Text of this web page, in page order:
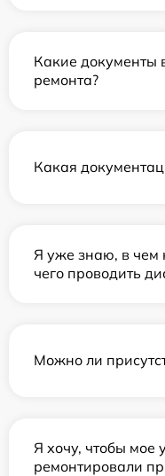
Какие документы
ремонта?
Какая
Я уже знаю, в чем
чего проводить
Можно ли
Я хочу, чтобы мое
ремонтировали